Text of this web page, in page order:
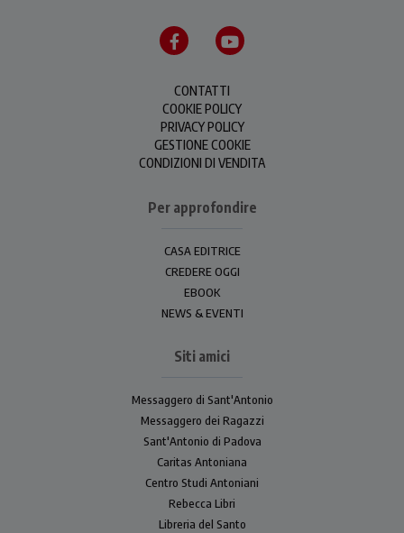
CONTATTI
COOKIE POLICY
PRIVACY POLICY
GESTIONE COOKIE
CONDIZIONI DI VENDITA
Per approfondire
CASA EDITRICE
CREDERE OGGI
EBOOK
NEWS & EVENTI
Siti amici
Messaggero di Sant'Antonio
Messaggero dei Ragazzi
Sant'Antonio di Padova
Caritas Antoniana
Centro Studi Antoniani
Rebecca Libri
Libreria del Santo